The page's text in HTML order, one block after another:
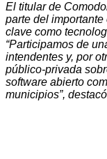
El titular de
parte del
clave como
“Participamos de
intendentes y, por
público-privada
software abierto
municipios”,